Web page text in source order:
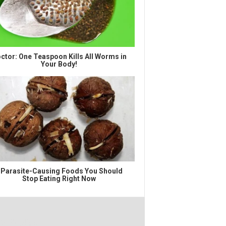
One Teaspoon Kills All Worms in
Your Body!
Causing Foods You Should
Stop Eating Right Now